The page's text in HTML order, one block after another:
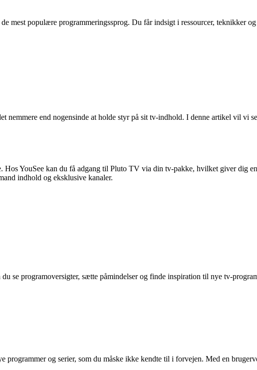
mest populære programmeringssprog. Du får indsigt i ressourcer, teknikker
nemmere end nogensinde at holde styr på sit tv-indhold. I denne artikel vil vi
YouSee kan du få adgang til Pluto TV via din tv-pakke, hvilket giver dig
indhold og eksklusive kanaler.
se programoversigter, sætte påmindelser og finde inspiration til nye tv-
og serier, som du måske ikke kendte til i forvejen. Med en